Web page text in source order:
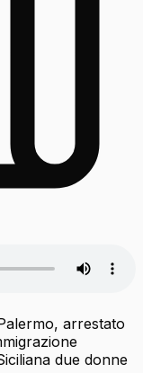
arrestato
due donne